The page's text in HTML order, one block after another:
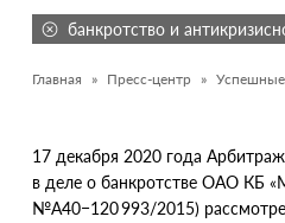
банкротство и
Главная Пресс-центр
17 декабря 2020 года
в деле о банкротстве ОАО КБ
№А40−120 993/2015)